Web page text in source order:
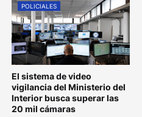
POLICIALES
El sistema de video
vigilancia del Ministerio del
Interior busca superar las
20 mil cámaras